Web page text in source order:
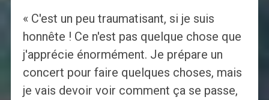
« C'est un peu traumatisant, si je suis
honnête ! Ce n'est pas quelque chose que
j'apprécie énormément. Je prépare un
concert pour faire quelques choses, mais
je vais devoir voir comment ça se passe,